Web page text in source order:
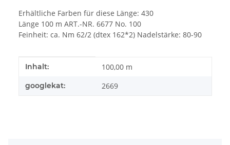
Erhältliche Farben für diese Länge: 430
Länge 100 m ART.-NR. 6677 No. 100
Feinheit: ca. Nm 62/2 (dtex 162*2) Nadelstärke: 80-90
Produkteigenschaft
Wert
Inhalt: 100,00 m
googlekat: 2669